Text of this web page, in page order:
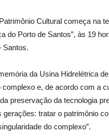
Cultural começa na
do Porto de Santos”, às 19
Santos.
da Usina Hidrelétrica
e, de acordo com a
preservação da tecnologia
tratar o patrimônio
do complexo”.